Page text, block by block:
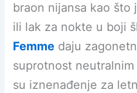
braon nijansa kao što
ili lak za nokte u boji
Femme daju
suprotnost neutralnim
su iznenađenje za